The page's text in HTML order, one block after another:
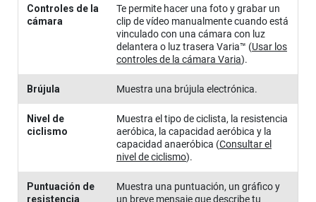
Controles de la
cámara
Te permite hacer una foto y grabar un
clip de vídeo manualmente cuando está
vinculado con una cámara con luz
delantera o luz trasera Varia™ (Usar los
controles de la cámara Varia).
Brújula Muestra una brújula electrónica.
Nivel de
ciclismo
Muestra el tipo de ciclista, la resistencia
aeróbica, la capacidad aeróbica y la
capacidad anaeróbica (Consultar el
nivel de ciclismo).
Puntuación de
resistencia
Muestra una puntuación, un gráfico y
un breve mensaje que describe tu